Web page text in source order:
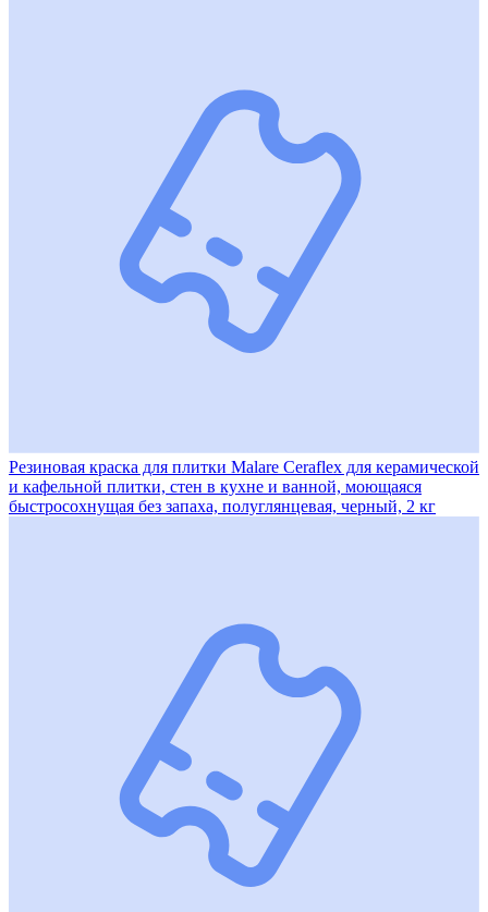
Резиновая краска для плитки Malare Ceraflex для керамической
и кафельной плитки, стен в кухне и ванной, моющаяся
быстросохнущая без запаха, полуглянцевая, черный, 2 кг